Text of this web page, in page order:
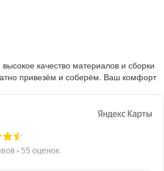
качество материалов и сборки
привезём и соберём. Ваш комфорт